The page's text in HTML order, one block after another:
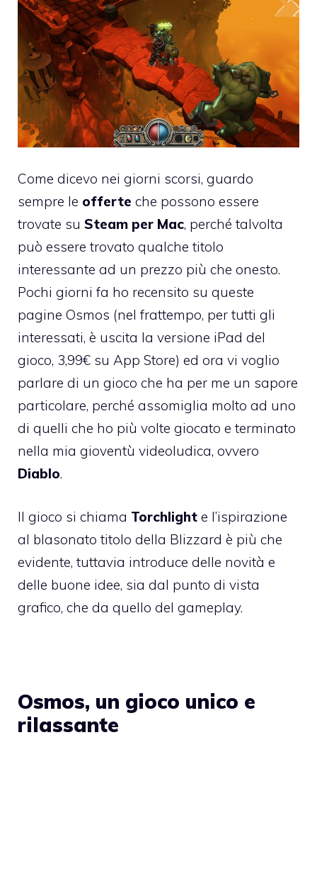
Come dicevo nei giorni scorsi, guardo
sempre le offerte che possono essere
trovate su Steam per Mac, perché talvolta
può essere trovato qualche titolo
interessante ad un prezzo più che onesto.
Pochi giorni fa ho recensito su queste
pagine Osmos (nel frattempo, per tutti gli
interessati, è uscita la versione iPad del
gioco, 3,99€ su App Store) ed ora vi voglio
parlare di un gioco che ha per me un sapore
particolare, perché assomiglia molto ad uno
di quelli che ho più volte giocato e terminato
nella mia gioventù videoludica, ovvero
Diablo.
Il gioco si chiama Torchlight e l’ispirazione
al blasonato titolo della Blizzard è più che
evidente, tuttavia introduce delle novità e
delle buone idee, sia dal punto di vista
grafico, che da quello del gameplay.
Osmos, un gioco unico e
rilassante